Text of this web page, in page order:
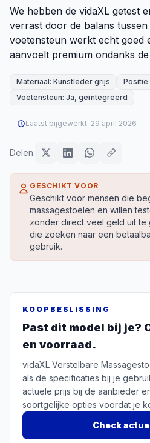
We hebben de vidaXL getest
verrast door de balans
voetensteun werkt echt goed
aanvoelt premium ondanks
Materiaal: Kunstleder grijs
Voetensteun: Ja, geïntegreerd
Laatst bijgewerkt: 29 april 2026
Delen:
GESCHIKT VOOR
Geschikt voor mensen die
massagestoelen en willen
zonder direct veel geld uit te
die zoeken naar een
gebruik.
KOOPBESLISSING
Past dit model bij je?
en voorraad.
vidaXL Verstelbare
als de specificaties bij je
actuele prijs bij de aanbieder
soortgelijke opties voordat je
Check